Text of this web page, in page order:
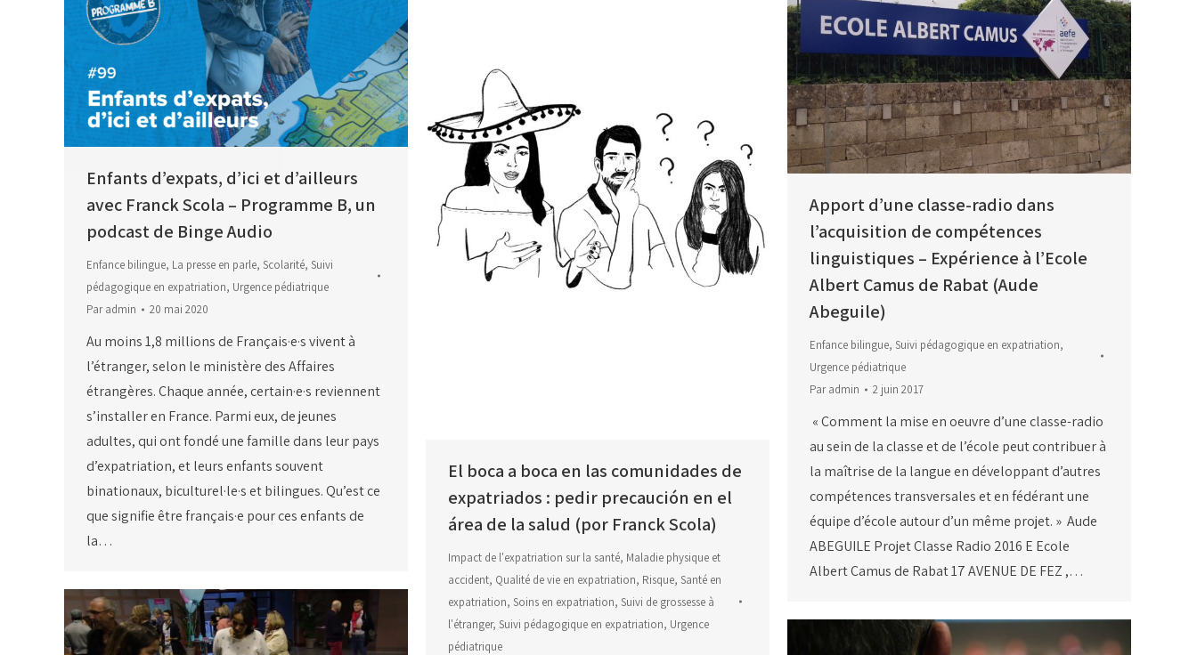
Enfants d’expats, d’ici et d’ailleurs
avec Franck Scola – Programme B, un
podcast de Binge Audio
Enfance bilingue, La presse en parle, Scolarité, Suivi
pédagogique en expatriation, Urgence pédiatrique
Paradmin 20 mai 2020
Au moins 1,8 millions de Français·e·s vivent à
l’étranger, selon le ministère des Affaires
étrangères. Chaque année, certain·e·s reviennent
s’installer en France. Parmi eux, de jeunes
adultes, qui ont fondé une famille dans leur pays
d’expatriation, et leurs enfants souvent
binationaux, biculturel·le·s et bilingues. Qu’est ce
que signifie être français·e pour ces enfants de
la…
El boca a boca en las comunidades de
expatriados : pedir precaución en el
área de la salud (por Franck Scola)
Impact de l'expatriation sur la santé, Maladie physique et
accident, Qualité de vie en expatriation, Risque, Santé en
expatriation, Soins en expatriation, Suivi de grossesse à
l'étranger, Suivi pédagogique en expatriation, Urgence
pédiatrique
Apport d’une classe-radio dans
l’acquisition de compétences
linguistiques – Expérience à l’Ecole
Albert Camus de Rabat (Aude
Abeguile)
Enfance bilingue, Suivi pédagogique en expatriation,
Urgence pédiatrique
Paradmin 2 juin 2017
« Comment la mise en oeuvre d’une classe-radio
au sein de la classe et de l’école peut contribuer à
la maîtrise de la langue en développant d’autres
compétences transversales et en fédérant une
équipe d’école autour d’un même projet. » Aude
ABEGUILE Projet Classe Radio 2016 E Ecole
Albert Camus de Rabat 17 AVENUE DE FEZ ,…